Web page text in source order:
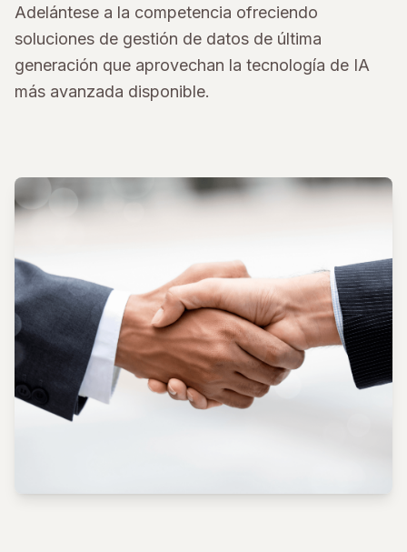
Adelántese a la competencia ofreciendo
soluciones de gestión de datos de última
generación que aprovechan la tecnología de IA
más avanzada disponible.